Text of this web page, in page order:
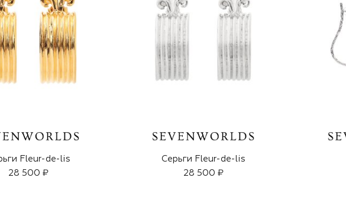
Fleur-de-lis
28 500 ₽
Серьги Fleur-de-lis
28 500 ₽